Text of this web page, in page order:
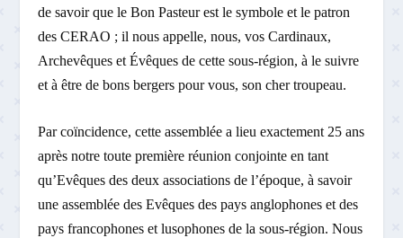
de savoir que le Bon Pasteur est le symbole et le patron
des CERAO ; il nous appelle, nous, vos Cardinaux,
Archevêques et Évêques de cette sous-région, à le suivre
et à être de bons bergers pour vous, son cher troupeau.
Par coïncidence, cette assemblée a lieu exactement 25 ans
après notre toute première réunion conjointe en tant
qu’Evêques des deux associations de l’époque, à savoir
une assemblée des Evêques des pays anglophones et des
pays francophones et lusophones de la sous-région. Nous